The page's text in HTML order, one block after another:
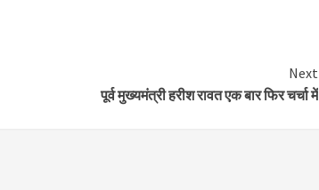
Next
पूर्व मुख्यमंत्री हरीश रावत एक बार फिर चर्चा में